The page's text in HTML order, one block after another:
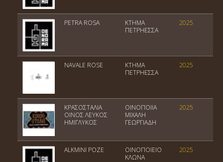
PETRA ROSA
ΚΤΗΜΑ
ΠΕΤΡΗΕΣΣΑ
2025
NAVALE ROSE
ΚΤΗΜΑ
ΠΕΤΡΗΕΣΣΑ
2025
ΚΡΑΣΟΣΤΑΛΙΑ
ΟΙΝΟΣ ΛΕΥΚΟΣ
ΗΜΙΓΛΥΚΟΣ
ΟΙΝΟΠΟΙΙΑ
ΜΙΧΑΛΗ
ΓΕΩΡΓΙΑΔΗ
2025
ALKMINI ΡΟΖΕ
ΟΙΝΟΠΟΙΕΙΟ
ΚΛΩΝΑ
2025